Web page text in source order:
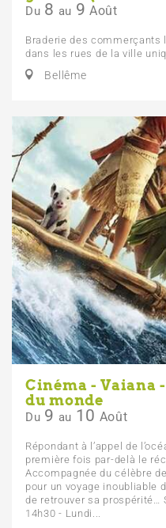
Du 8 au 9 Août
Braderie des commerçants
dans les rues de la ville
Bellême
Cinéma - Vaiana
du monde
Du 9 au 10 Août
Répondant à l’appel de
première fois par-delà le
Accompagnée du célèbre
pour un voyage inoubliable
de retrouver sa prospérité…
14h30 - Lundi...